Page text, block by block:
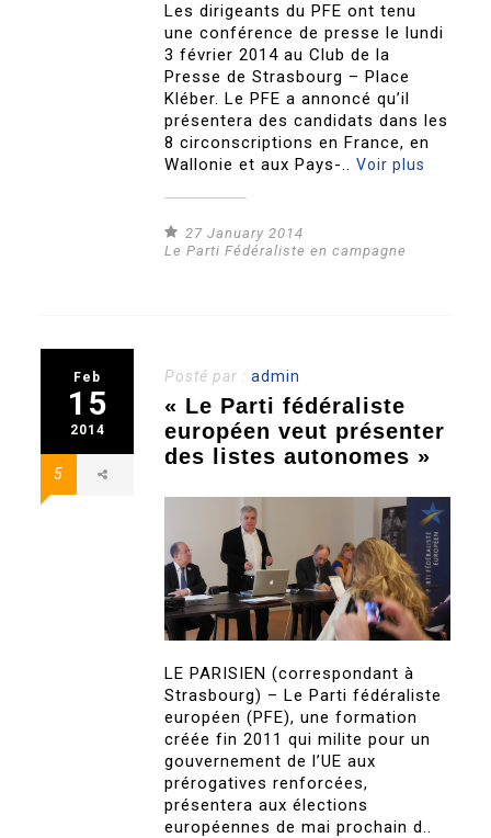
Les dirigeants du PFE ont tenu
une conférence de presse le lundi
3 février 2014 au Club de la
Presse de Strasbourg – Place
Kléber. Le PFE a annoncé qu’il
présentera des candidats dans les
8 circonscriptions en France, en
Wallonie et aux Pays-..Voir plus
27 January 2014
Le Parti Fédéraliste en campagne
Feb
15
2014
5
Posté par :admin
« Le Parti fédéraliste
européen veut présenter
des listes autonomes »
LE PARISIEN (correspondant à
Strasbourg) – Le Parti fédéraliste
européen (PFE), une formation
créée fin 2011 qui milite pour un
gouvernement de l’UE aux
prérogatives renforcées,
présentera aux élections
européennes de mai prochain d..